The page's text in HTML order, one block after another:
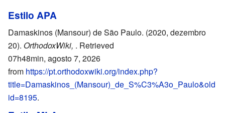
Estilo APA
Damaskinos (Mansour) de São Paulo. (2020, dezembro
20). OrthodoxWiki, . Retrieved
07h48min, agosto 7, 2026
from https://pt.orthodoxwiki.org/index.php?
title=Damaskinos_(Mansour)_de_S%C3%A3o_Paulo&old
id=8195.